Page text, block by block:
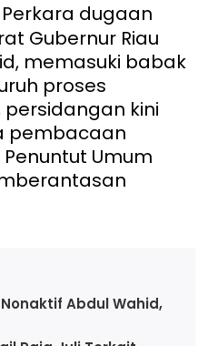
dugaan
Gubernur Riau
memasuki babak
proses
kini
pembacaan
Umum
Abdul Wahid,